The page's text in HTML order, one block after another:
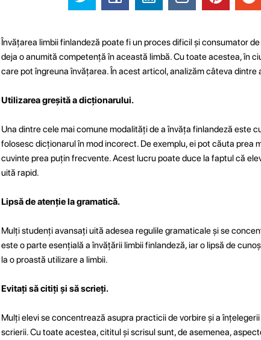
Învățarea limbii finlandeză poate fi un proces dificil și consumator
deja o anumită competență în această limbă. Cu toate acestea, în
care pot îngreuna învățarea. În acest articol, analizăm câteva dintre
Utilizarea greșită a dicționarului.
Una dintre cele mai comune modalități de a învăța finlandeză este
folosesc dicționarul în mod incorect. De exemplu, ei pot căuta prea
cuvinte prea puțin frecvente. Acest lucru poate duce la faptul că
uită rapid.
Lipsă de atenție la gramatică.
Mulți studenți avansați uită adesea regulile gramaticale și se
este o parte esențială a învățării limbii finlandeză, iar o lipsă de
la o proastă utilizare a limbii.
Evitați să citiți și să scrieți.
Mulți elevi se concentrează asupra practicii de vorbire și a
scrierii. Cu toate acestea, cititul și scrisul sunt, de asemenea,